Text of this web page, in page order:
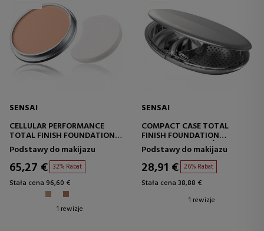
SENSAI
CELLULAR PERFORMANCE
TOTAL FINISH FOUNDATION
SPF15
PODKŁAD W PROSZKU
Podstawy do makijazu
65,27 € 32% Rabat
Stała cena 96,60 €
1 rewizje
SENSAI
COMPACT CASE TOTAL
FINISH FOUNDATION
BAZA POD MAKIJAŻ
Podstawy do makijazu
28,91 € 26% Rabat
Stała cena 38,88 €
1 rewizje